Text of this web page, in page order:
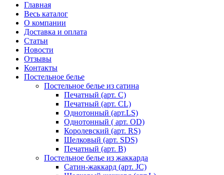
Главная
Весь каталог
О компании
Доставка и оплата
Статьи
Новости
Отзывы
Контакты
Постельное белье
Постельное белье из сатина
Печатный (арт. С)
Печатный (арт. СL)
Однотонный (арт.LS)
Однотонный ( арт. OD)
Королевский (арт. RS)
Шелковый (арт. SDS)
Печатный (арт. В)
Постельное белье из жаккарда
Сатин-жаккард (арт. JC)